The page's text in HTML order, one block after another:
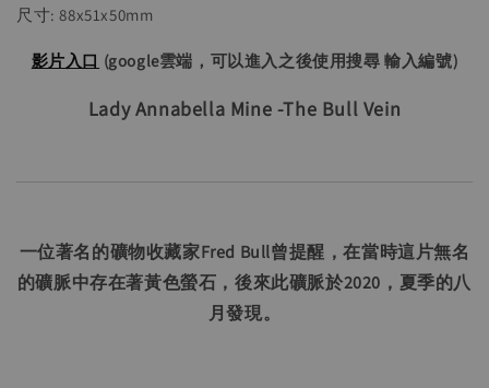
尺寸: 88x51x50mm
影片入口 (google雲端，可以進入之後使用搜尋 輸入編號)
Lady Annabella Mine -The Bull Vein
一位著名的礦物收藏家Fred Bull曾提醒，在當時這片無名
的礦脈中存在著黃色螢石，後來此礦脈於2020，夏季的八
月發現。